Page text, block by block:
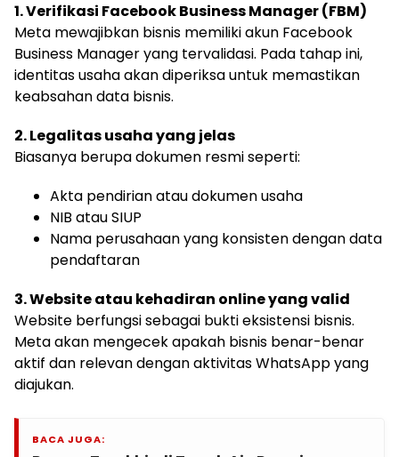
1. Verifikasi Facebook Business Manager (FBM)
Meta mewajibkan bisnis memiliki akun Facebook
Business Manager yang tervalidasi. Pada tahap ini,
identitas usaha akan diperiksa untuk memastikan
keabsahan data bisnis.
2. Legalitas usaha yang jelas
Biasanya berupa dokumen resmi seperti:
Akta pendirian atau dokumen usaha
NIB atau SIUP
Nama perusahaan yang konsisten dengan data
pendaftaran
3. Website atau kehadiran online yang valid
Website berfungsi sebagai bukti eksistensi bisnis.
Meta akan mengecek apakah bisnis benar-benar
aktif dan relevan dengan aktivitas WhatsApp yang
diajukan.
BACA JUGA: